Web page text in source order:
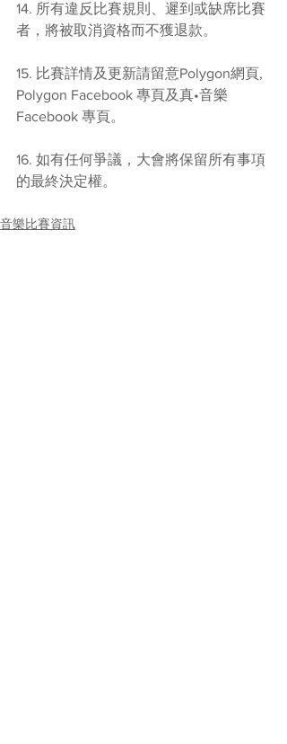
14. 所有違反比賽規則、遲到或缺席比賽
者，將被取消資格而不獲退款。
15. 比賽詳情及更新請留意Polygon網頁,
Polygon Facebook 專頁及真•音樂
Facebook 專頁。
16. 如有任何爭議，大會將保留所有事項
的最終決定權。
音樂比賽資訊